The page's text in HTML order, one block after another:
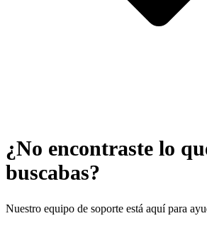
¿No encontraste lo
buscabas?
Nuestro equipo de soporte está aquí para